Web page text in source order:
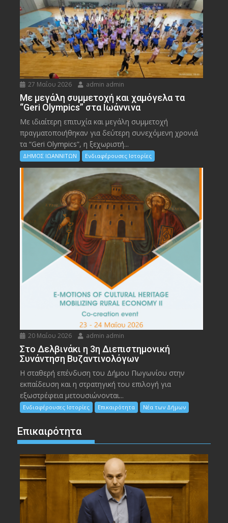
27 Μαΐου 2026 admin admin
Με μεγάλη συμμετοχή και χαμόγελα τα
“Geri Olympics” στα Ιωάννινα
Με ιδιαίτερη επιτυχία και μεγάλη συμμετοχή
πραγματοποιήθηκαν για δεύτερη συνεχόμενη χρονιά
τα “Geri Olympics”, η ξεχωριστή...
ΔΗΜΟΣ ΙΩΑΝΝΙΤΩΝ Ενδιαφέρουσες Ιστορίες
20 Μαΐου 2026 admin admin
Στο Δελβινάκι η 3η Διεπιστημονική
Συνάντηση Βυζαντινολόγων
Η σταθερή επένδυση του Δήμου Πωγωνίου στην
εκπαίδευση και η στρατηγική του επιλογή για
εξωστρέφεια μετουσιώνονται...
Ενδιαφέρουσες Ιστορίες Επικαιρότητα Νέα των Δήμων
Επικαιρότητα